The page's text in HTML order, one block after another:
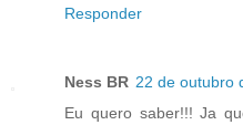
Responder
Ness BR 22 de outubro
Eu quero saber!!! Ja